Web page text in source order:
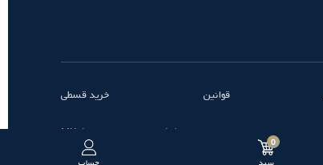
0
قوانین خرید قسطی
طراحی و توسعه توسط MK